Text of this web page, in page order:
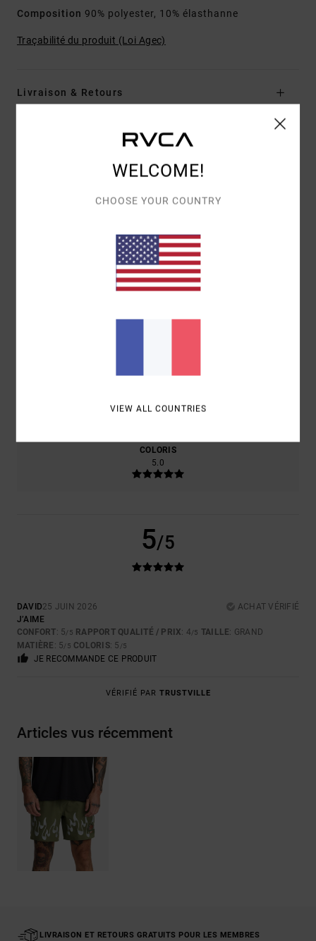
Composition 90% polyester, 10% élasthanne
Traçabilité du produit (Loi Agec)
Livraison & Retours
NOTE MOYENNE
5.0/5
1 AVIS VÉRIFIÉSDEPUIS JUIN 2026
TROP GRAND
COLORIS
5.0
5/5
DAVID25 JUIN 2026
ACHAT VÉRIFIÉ
J’AIME
CONFORT: 5/5 RAPPORT QUALITÉ / PRIX: 4/5 TAILLE: GRAND
MATIÈRE : 5/5 COLORIS: 5 /5
JE RECOMMANDE CE PRODUIT
VÉRIFIÉ PAR TRUSTVILLE
Articles vus récemment
LIVRAISON ET RETOURS GRATUITS POUR LES MEMBRES
WELCOME!
CHOOSE YOUR COUNTRY
VIEW ALL COUNTRIES